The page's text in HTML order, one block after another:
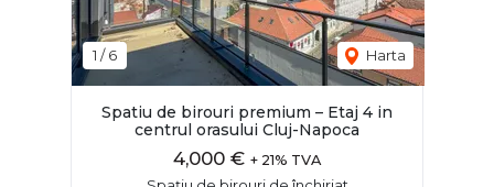
1 /6 Harta
Spatiu de birouri premium – Etaj 4 in
centrul orasului Cluj-Napoca
4,000 € + 21% TVA